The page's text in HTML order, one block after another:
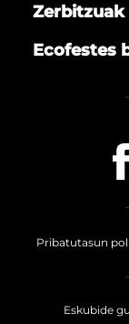
Zerbitzuak
Ecofestes
Pribatutasun
Eskubide